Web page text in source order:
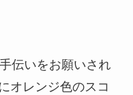
伝いをお願いされ
オレンジ色のスコ